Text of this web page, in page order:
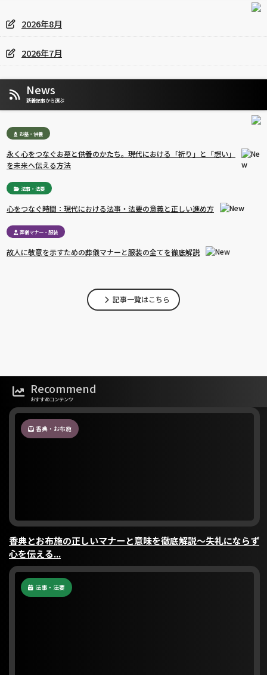
2026年8月
2026年7月
News
新着記事から選ぶ
お墓・供養
永く心をつなぐお墓と供養のかたち。現代における「祈り」と「想い」
を未来へ伝える方法
法事・法要
心をつなぐ時間：現代における法事・法要の意義と正しい進め方
葬儀マナー・服装
故人に敬意を示すための葬儀マナーと服装の全てを徹底解説
記事一覧はこちら
Recommend
おすすめコンテンツ
香典・お布施
香典とお布施の正しいマナーと意味を徹底解説〜失礼にならず
心を伝える...
法事・法要